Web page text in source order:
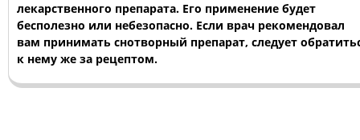
лекарственного препарата. Его применение будет
бесполезно или небезопасно. Если врач рекомендовал
вам принимать снотворный препарат, следует
к нему же за рецептом.